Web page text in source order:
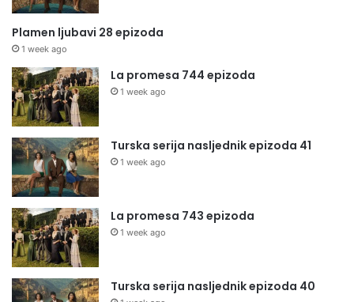
Plamen ljubavi 28 epizoda
1 week ago
La promesa 744 epizoda
1 week ago
Turska serija nasljednik epizoda 41
1 week ago
La promesa 743 epizoda
1 week ago
Turska serija nasljednik epizoda 40